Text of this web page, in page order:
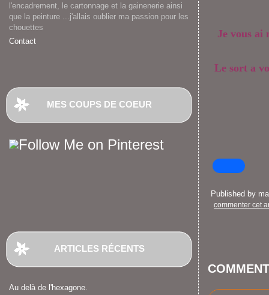
l'encadrement, le cartonnage et la gainenerie ainsi
que la peinture ...j'allais oublier ma passion pour les
chouettes
Contact
MES COUPS DE COEUR
ARTICLES RÉCENTS
Au delà de l'hexagone.
Je vous ai
Le sort a
Published by
commenter cet